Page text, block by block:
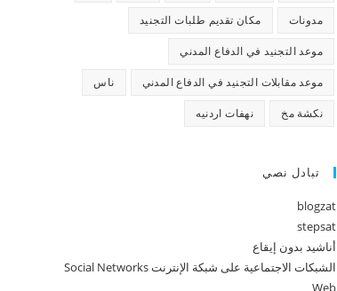
مدونات مكان تقديم طلبات التجنيد
موعد التجنيد في الدفاع المدني
موعد مقابلات التجنيد في الدفاع المدني ناس
نكشة مخ نهفات اردنيه
تبادل نصي
blogzat
stepsat
أناشيد بدون إيقاع
الشبكات الاجتماعية على شبكة الإنترنت Social Networks
Web